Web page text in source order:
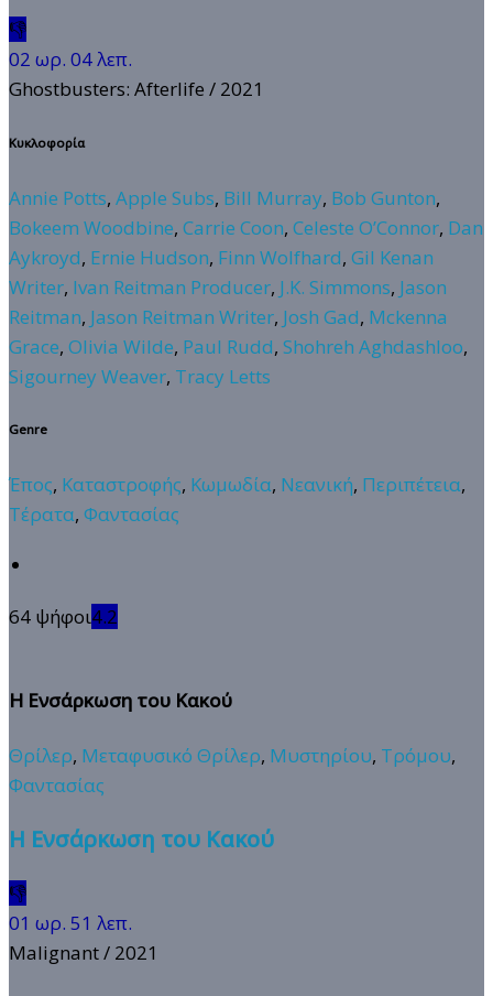
👎
02 ωρ. 04 λεπ.
Ghostbusters: Afterlife / 2021
Κυκλοφορία
Annie Potts, Apple Subs, Bill Murray, Bob Gunton,
Bokeem Woodbine, Carrie Coon, Celeste O’Connor, Dan
Aykroyd, Ernie Hudson, Finn Wolfhard, Gil Kenan
Writer, Ivan Reitman Producer, J.K. Simmons, Jason
Reitman, Jason Reitman Writer, Josh Gad, Mckenna
Grace, Olivia Wilde, Paul Rudd, Shohreh Aghdashloo,
Sigourney Weaver, Tracy Letts
Genre
Έπος, Καταστροφής, Κωμωδία, Νεανική, Περιπέτεια,
Τέρατα, Φαντασίας
64 ψήφοι4.2
Η Ενσάρκωση του Κακού
Θρίλερ, Μεταφυσικό Θρίλερ, Μυστηρίου, Τρόμου,
Φαντασίας
Η Ενσάρκωση του Κακού
👎
01 ωρ. 51 λεπ.
Malignant/ 2021